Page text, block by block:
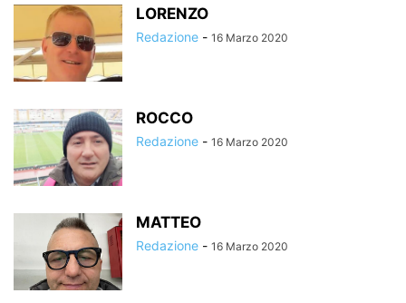
LORENZO
Redazione - 16 Marzo 2020
ROCCO
Redazione - 16 Marzo 2020
MATTEO
Redazione - 16 Marzo 2020